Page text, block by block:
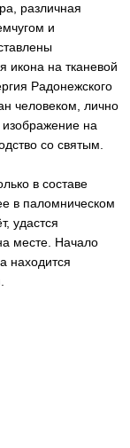
различная
и
икона на тканевой
Радонежского
человеком, лично
на
со святым.
в составе
в паломническом
удастся
месте. Начало
находится